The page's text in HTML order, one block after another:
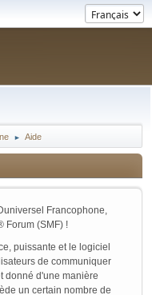
► Aide
Francophone,
Forum (SMF) !
puissante et le logiciel
de communiquer
donné d'une manière
un certain nombre de